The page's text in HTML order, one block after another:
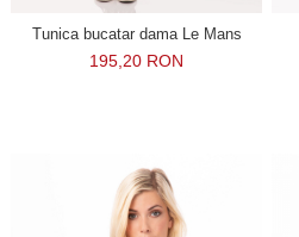
Tunica bucatar dama Le Mans
195,20 RON